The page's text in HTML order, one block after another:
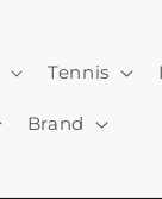
Tennis
Brand